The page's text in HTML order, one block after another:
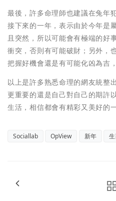
最後，許多命理師也建議在兔年
接下來的一年，表示由於今年是
且突然，所以可能會有極端的好
衝突，否則有可能破財；另外，
把握好機會還是有可能化凶為吉
以上是許多熟悉命理的網友統整
更重要的還是自己對自己的期許
生活，相信都會有精彩又美好的
Sociallab OpView 新年 生